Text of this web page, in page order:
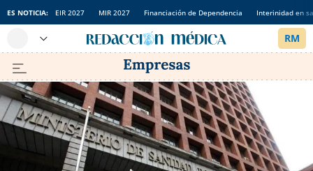
ES NOTICIA: EIR 2027 MIR 2027 Financiación de Dependencia Interinidad en